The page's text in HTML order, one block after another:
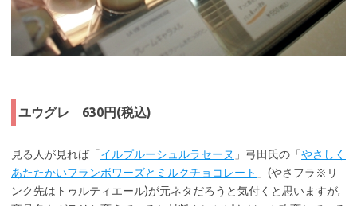
ユウグレ 630円(税込)
見る人が見れば「イルプルーシュルラセーヌ 」弓田氏の「やさしく
あたたかいフランボワーズとミルクチョコレート 」(やさフラ※リ
ンク先はトゥルティエール)が元ネタだろうと気付くと思いますが,